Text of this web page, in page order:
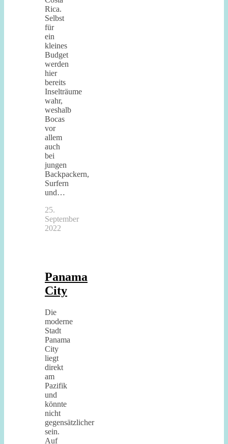
Rica.
Selbst
für
ein
kleines
Budget
werden
hier
bereits
Inselträume
wahr,
weshalb
Bocas
vor
allem
auch
bei
jungen
Backpackern,
Surfern
und…
25.
September
2022
Panama
City
Die
moderne
Stadt
Panama
City
liegt
direkt
am
Pazifik
und
könnte
nicht
gegensätzlicher
sein.
Auf